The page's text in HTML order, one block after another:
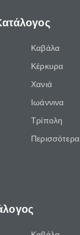
Καβάλα
Κέρκυρα
Χανιά
Ιωάννινα
Τρίπολη
Περισσότερα